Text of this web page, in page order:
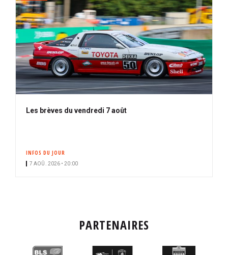
Les brèves du vendredi 7 août
INFOS DU JOUR
7 AOÛ. 2026 • 20:00
PARTENAIRES